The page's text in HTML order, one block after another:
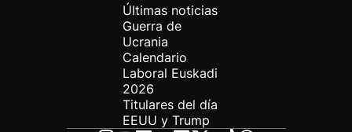
Últimas noticias
Guerra de
Ucrania
Calendario
Laboral Euskadi
2026
Titulares del día
EEUU y Trump